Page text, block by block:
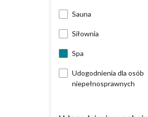
Sauna
Siłownia
Spa
Udogodnienia dla osób
niepełnosprawnych